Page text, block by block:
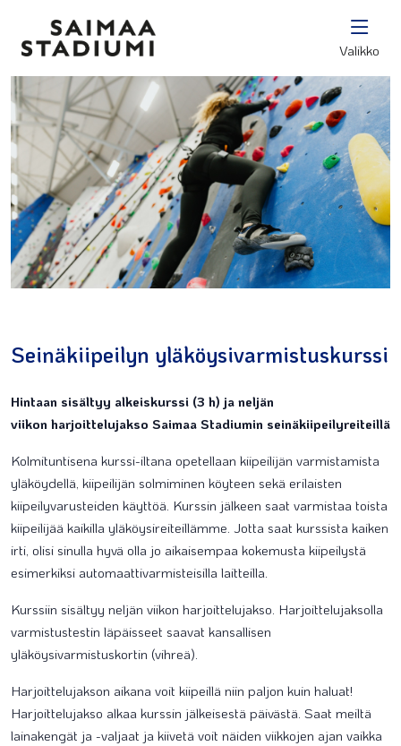
Valikko
Seinäkiipeilyn yläköysivarmistuskurssi
Hintaan sisältyy alkeiskurssi (3 h) ja neljän
viikon harjoittelujakso Saimaa Stadiumin seinäkiipeilyreiteillä
Kolmituntisena kurssi-iltana opetellaan kiipeilijän varmistamista
yläköydellä, kiipeilijän solmiminen köyteen sekä erilaisten
kiipeilyvarusteiden käyttöä. Kurssin jälkeen saat varmistaa toista
kiipeilijää kaikilla yläköysireiteillämme. Jotta saat kurssista kaiken
irti, olisi sinulla hyvä olla jo aikaisempaa kokemusta kiipeilystä
esimerkiksi automaattivarmisteisilla laitteilla.
Kurssiin sisältyy neljän viikon harjoittelujakso. Harjoittelujaksolla
varmistustestin läpäisseet saavat kansallisen
yläköysivarmistuskortin (vihreä).
Harjoittelujakson aikana voit kiipeillä niin paljon kuin haluat!
Harjoittelujakso alkaa kurssin jälkeisestä päivästä. Saat meiltä
lainakengät ja -valjaat ja kiivetä voit näiden viikkojen ajan vaikka